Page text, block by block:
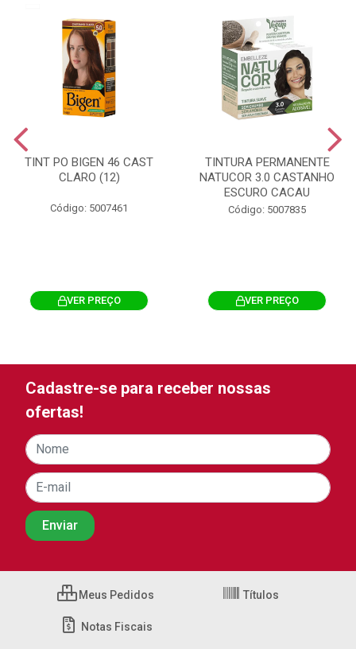
TINT PO BIGEN 46 CAST
CLARO (12)
Código: 5007461
VER PREÇO
TINTURA PERMANENTE
NATUCOR 3.0 CASTANHO
ESCURO CACAU
Código: 5007835
VER PREÇO
Cadastre-se para receber nossas
ofertas!
Meus Pedidos Títulos
Notas Fiscais